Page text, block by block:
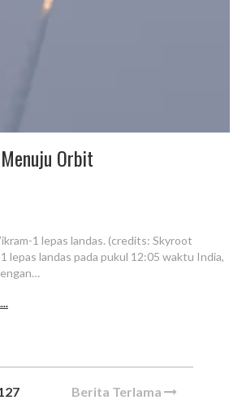
Orbit
1 lepas landas. (credits: Skyroot
lepas landas pada pukul 12:05 waktu India,
Berita Terlama